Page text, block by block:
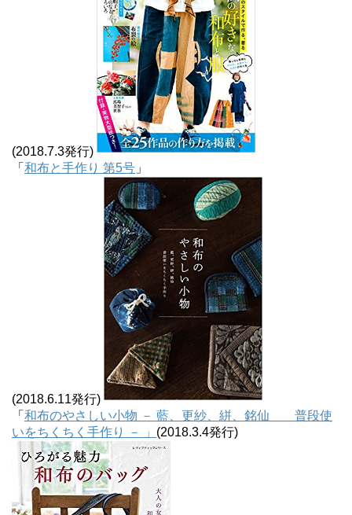
(2018.7.3発行)
「 和布と手作り 第5号 」
(2018.6.11発行)
「 和布のやさしい小物 － 藍、更紗、絣、銘仙 普段使
いをちくちく手作り － 」 (2018.3.4発行)